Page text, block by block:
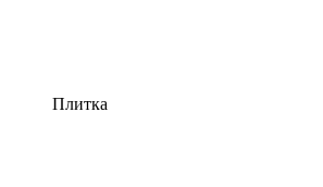
Плитка